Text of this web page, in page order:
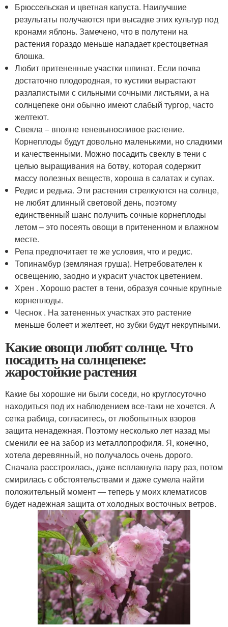
Брюссельская и цветная капуста. Наилучшие
результаты получаются при высадке этих культур под
кронами яблонь. Замечено, что в полутени на
растения гораздо меньше нападает крестоцветная
блошка.
Любит притененные участки шпинат. Если почва
достаточно плодородная, то кустики вырастают
разлапистыми с сильными сочными листьями, а на
солнцепеке они обычно имеют слабый тургор, часто
желтеют.
Свекла − вполне теневыносливое растение.
Корнеплоды будут довольно маленькими, но сладкими
и качественными. Можно посадить свеклу в тени с
целью выращивания на ботву, которая содержит
массу полезных веществ, хороша в салатах и супах.
Редис и редька. Эти растения стрелкуются на солнце,
не любят длинный световой день, поэтому
единственный шанс получить сочные корнеплоды
летом – это посеять овощи в притененном и влажном
месте.
Репа предпочитает те же условия, что и редис.
Топинамбур (земляная груша). Нетребователен к
освещению, заодно и украсит участок цветением.
Хрен . Хорошо растет в тени, образуя сочные крупные
корнеплоды.
Чеснок . На затененных участках это растение
меньше болеет и желтеет, но зубки будут некрупными.
Какие овощи любят солнце. Что
посадить на солнцепеке:
жаростойкие растения
Какие бы хорошие ни были соседи, но круглосуточно
находиться под их наблюдением все-таки не хочется. А
сетка рабица, согласитесь, от любопытных взоров
защита ненадежная. Поэтому несколько лет назад мы
сменили ее на забор из металлопрофиля. Я, конечно,
хотела деревянный, но получалось очень дорого.
Сначала расстроилась, даже всплакнула пару раз, потом
смирилась с обстоятельствами и даже сумела найти
положительный момент — теперь у моих клематисов
будет надежная защита от холодных восточных ветров.